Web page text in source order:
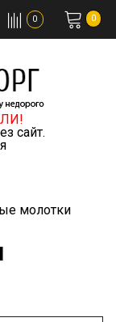
0 0
сайт.
молотки